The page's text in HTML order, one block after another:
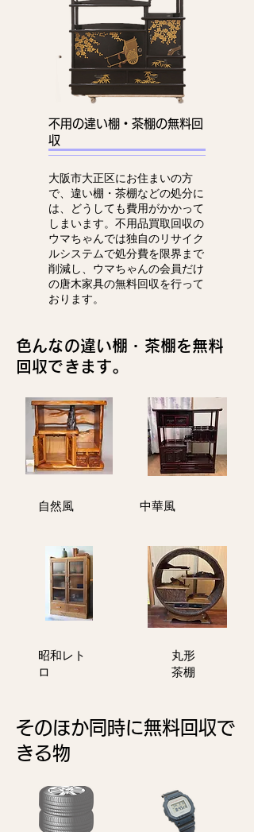
不用の違い棚・茶棚の無料回
収
大阪市大正区にお住まいの方
で、違い棚・茶棚などの処分に
は、どうしても費用がかかって
しまいます。不用品買取回収の
ウマちゃんでは独自のリサイク
ルシステムで処分費を限界まで
削減し、ウマちゃんの会員だけ
の唐木家具の無料回収を行って
おります。
色んなの違い棚・茶棚を無料
回収できます。
​自然風
​昭和レト
ロ
中華風
丸形
茶棚
そのほか同時に無料回収で
きる物